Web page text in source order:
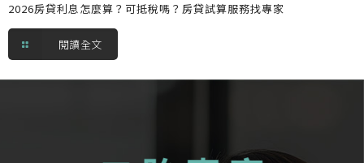
2026房貸利息怎麼算？可抵稅嗎？房貸試算服務找專家
閱讀全文